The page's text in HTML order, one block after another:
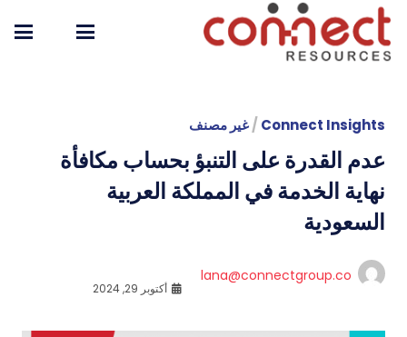
Connect Insights
/غير مصنف
عدم القدرة على التنبؤ بحساب مكافأة
نهاية الخدمة في المملكة العربية
السعودية
lana@connectgroup.co
أكتوبر 29, 2024